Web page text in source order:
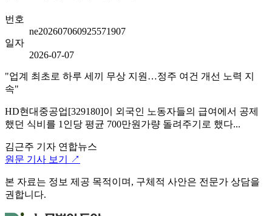
번호
ne202607060925571907
일자
2026-07-07
"업계 최초로 하루 세끼 무상 지원…정주 여건 개선 노력 지
속"
HD현대중공업[329180]이 외국인 노동자들의 급여에서 공제
했던 식비를 1인당 평균 700만원가량 돌려주기로 했다...
김근주 기자 연합뉴스
원문 기사 보기 ↗
본 자료는 정보 제공 목적이며, 구체적 사안은 전문가 상담을
권합니다.